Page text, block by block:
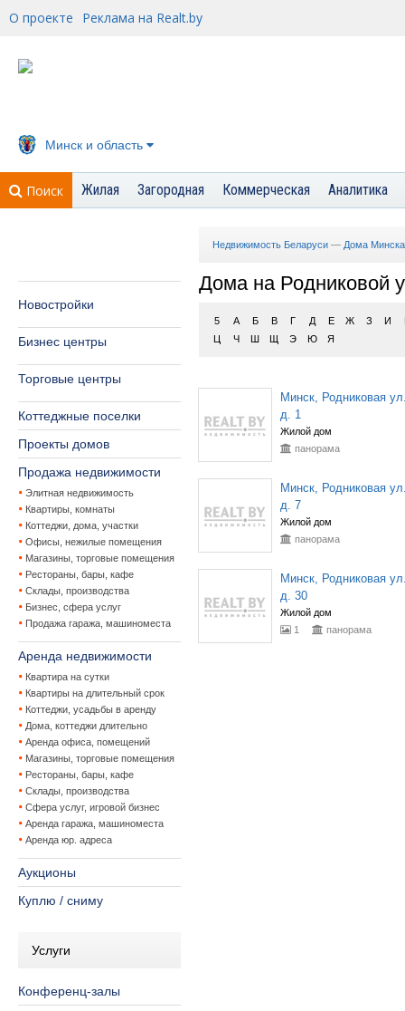
О проекте Реклама на Realt.by
Минск и область
Поиск Жилая Загородная Коммерческая Аналитика
Новостройки
Бизнес центры
Торговые центры
Коттеджные поселки
Проекты домов
Продажа недвижимости
Элитная недвижимость
Квартиры, комнаты
Коттеджи, дома, участки
Офисы, нежилые помещения
Магазины, торговые помещения
Рестораны, бары, кафе
Склады, производства
Бизнес, сфера услуг
Продажа гаража, машиноместа
Аренда недвижимости
Квартира на сутки
Квартиры на длительный срок
Коттеджи, усадьбы в аренду
Дома, коттеджи длительно
Аренда офиса, помещений
Магазины, торговые помещения
Рестораны, бары, кафе
Склады, производства
Сфера услуг, игровой бизнес
Аренда гаража, машиноместа
Аренда юр. адреса
Аукционы
Куплю / сниму
Услуги
Конференц-залы
Недвижимость Беларуси — Дома Минска
Дома на Родниковой
5 А Б В Г Д Е Ж З И
Ц
Ч Ш Щ Э Ю Я
Минск, Родниковая
д. 1
Жилой дом
панорама
Минск, Родниковая
д. 7
Жилой дом
панорама
Минск, Родниковая
д. 30
Жилой дом
1
панорама